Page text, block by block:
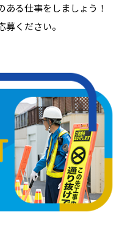
る仕事をしましょう！
募ください。